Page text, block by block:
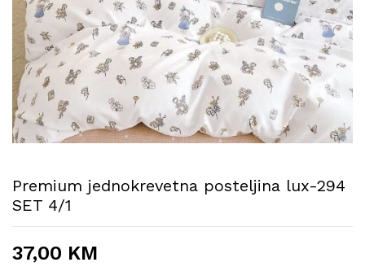
Premium jednokrevetna posteljina lux-294
SET 4/1
37,00 KM